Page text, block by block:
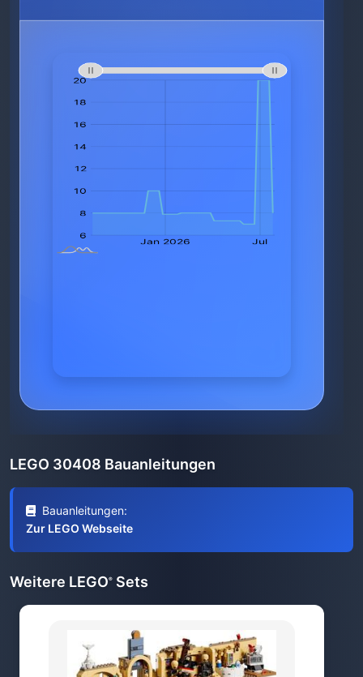
LEGO 30408 Bauanleitungen
Bauanleitungen:
Zur LEGO Webseite
Weitere LEGO® Sets